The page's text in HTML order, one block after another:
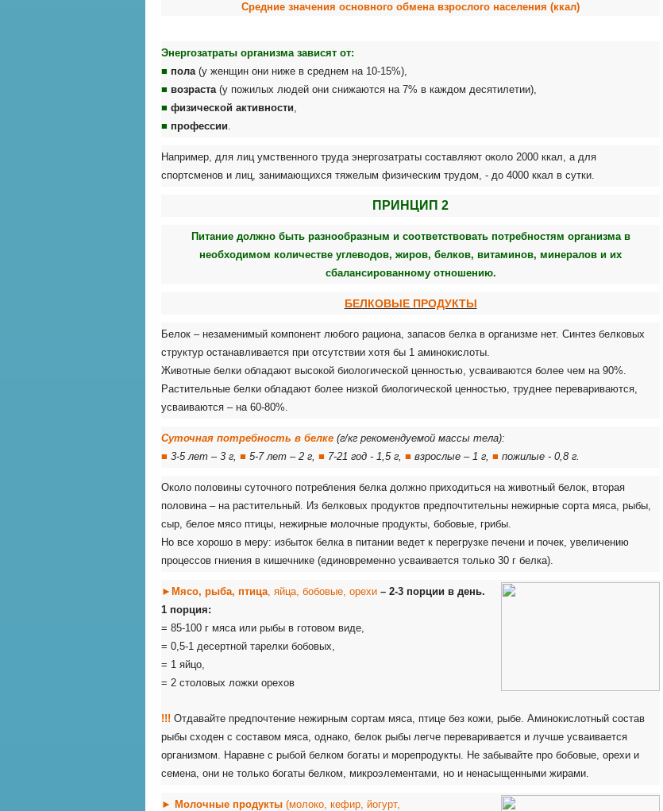
Средние значения основного обмена взрослого населения (ккал)
Энергозатраты организма зависят от:
■ пола(у женщин они ниже в среднем на 10-15%),
■ возраста (у пожилых людей они снижаются на 7% в каждом десятилетии),
■ физической активности,
■ профессии.
Например, для лиц умственного труда энергозатраты составляют около 2000 ккал, а для
спортсменов и лиц, занимающихся тяжелым физическим трудом, - до 4000 ккал в сутки.
ПРИНЦИП 2
Питание должно быть разнообразным и соответствовать потребностям организма в
необходимом количестве углеводов, жиров, белков, витаминов, минералов и их
сбалансированному отношению.
БЕЛКОВЫЕ ПРОДУКТЫ
Белок – незаменимый компонент любого рациона, запасов белка в организме нет. Синтез белковых
структур останавливается при отсутствии хотя бы 1 аминокислоты.
Животные белки обладают высокой биологической ценностью, усваиваются более чем на 90%.
Растительные белки обладают более низкой биологической ценностью, труднее перевариваются,
усваиваются – на 60-80%.
Суточная потребность в белке (г/кг рекомендуемой массы тела):
■ 3-5 лет – 3 г, ■ 5-7 лет – 2 г, ■ 7-21 год - 1,5 г, ■ взрослые – 1 г, ■ пожилые - 0,8 г.
Около половины суточного потребления белка должно приходиться на животный белок, вторая
половина – на растительный. Из белковых продуктов предпочтительны нежирные сорта мяса, рыбы,
сыр, белое мясо птицы, нежирные молочные продукты, бобовые, грибы.
Но все хорошо в меру: избыток белка в питании ведет к перегрузке печени и почек, увеличению
процессов гниения в кишечнике (единовременно усваивается только 30 г белка).
► Мясо, рыба, птица, яйца, бобовые, орехи – 2-3 порции в день.
1 порция:
= 85-100 г мяса или рыбы в готовом виде,
= 0,5-1 десертной тарелки бобовых,
= 1 яйцо,
= 2 столовых ложки орехов
!!! Отдавайте предпочтение нежирным сортам мяса, птице без кожи, рыбе. Аминокислотный состав
рыбы сходен с составом мяса, однако, белок рыбы легче переваривается и лучше усваивается
организмом. Наравне с рыбой белком богаты и морепродукты. Не забывайте про бобовые, орехи и
семена, они не только богаты белком, микроэлементами, но и ненасыщенными жирами.
► Молочные продукты (молоко, кефир, йогурт,